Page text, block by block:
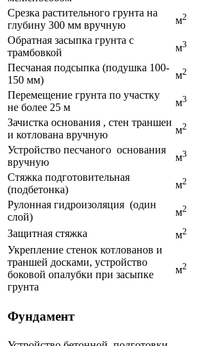
Срезка растительного грунта на
глубину 300 мм вручную
м2
Обратная засыпка грунта с
трамбовкой
м3
Песчаная подсыпка (подушка 100-
150 мм)
м2
Перемещение грунта по участку
не более 25 м
м3
Зачистка основания , стен траншеи
и котлована вручную
м2
Устройство песчаного основания
вручную
м3
Стяжка подготовительная
(подбетонка)
м2
Рулонная гидроизоляция (один
слой)
м2
Защитная стяжка
м2
Укрепление стенок котлованов и
траншей досками, устройство
боковой опалубки при засыпке
грунта
м2
Фундамент